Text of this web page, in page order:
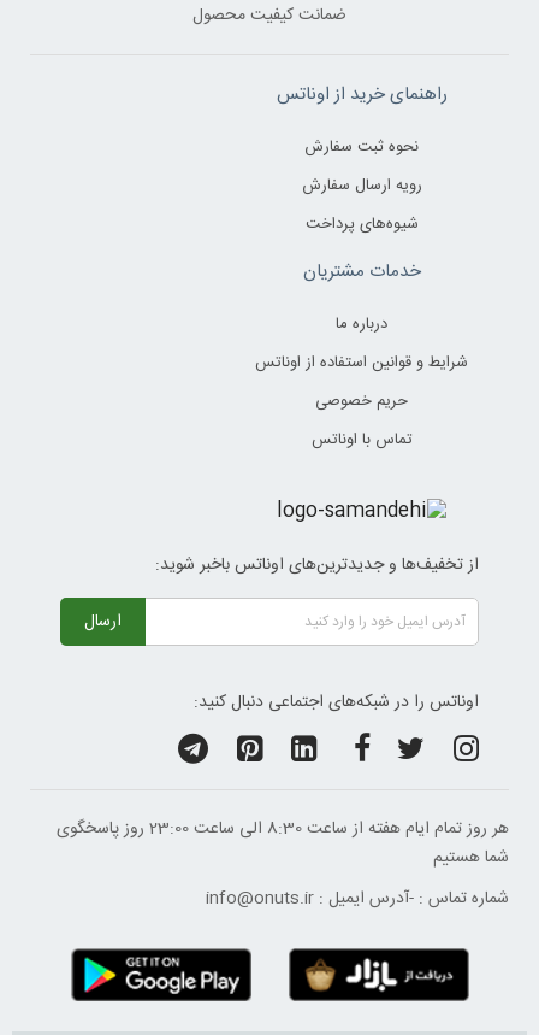
ضمانت کیفیت محصول
راهنمای خرید از اوناتس
نحوه ثبت سفارش
رویه ارسال سفارش
شیوه‌های پرداخت
خدمات مشتریان
درباره ما
شرایط و قوانین استفاده از اوناتس
حریم خصوصی
تماس با اوناتس
از تخفیف‌ها و جدیدترین‌های اوناتس باخبر شوید:
ارسال
اوناتس را در شبکه‌های اجتماعی دنبال کنید:
هر روز تمام ایام هفته از ساعت 8:30 الی ساعت 23:00 ‌روز پاسخگوی
شما هستیم
شماره تماس : -آدرس ایمیل : info@onuts.ir